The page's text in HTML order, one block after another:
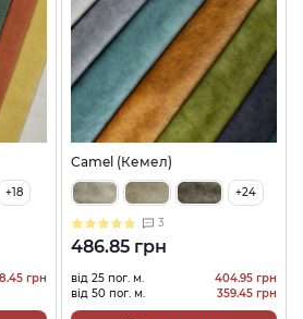
+18
грн
Camel (Кемел)
+24
3
486.85 грн
від 25 пог. м.
404.95 грн
від 50 пог. м.
359.45 грн